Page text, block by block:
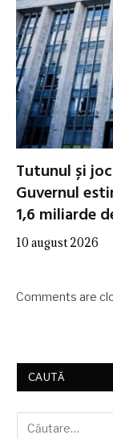
Tutunul și
Guvernul
1,6 miliarde
10 august 2026
Comments are
CAUTĂ